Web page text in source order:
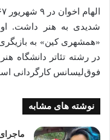
شدیدی به هنر داشت. او
«همشهری کین» به
در رشته تئاتر دانشگاه
فوق‌لیسانس کارگردانی
نوشته های مشابه